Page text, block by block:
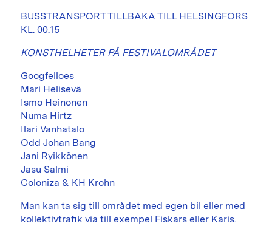
BUSSTRANSPORT TILLBAKA TILL HELSINGFORS
KL. 00.15
KONSTHELHETER PÅ FESTIVALOMRÅDET
Googfelloes
Mari Helisevä
Ismo Heinonen
Numa Hirtz
Ilari Vanhatalo
Odd Johan Bang
Jani Ryikkönen
Jasu Salmi
Coloniza & KH Krohn
Man kan ta sig till området med egen bil eller med
kollektivtrafik via till exempel Fiskars eller Karis.